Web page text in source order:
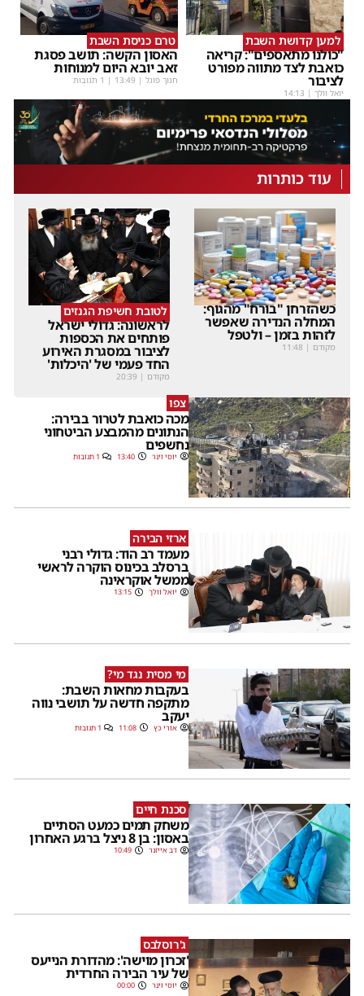
למען קדושת השבת
"כולנו מתאספים": קריאה
כואבת לצד מתווה מפורט
לציבור
יואל וולך |
14:13
טרם כניסת השבת
האסון הקשה: תושב פסגת
זאב יובא היום למנוחות
חנוך פוגל |
13:49 | 1 תגובות
עוד כותרות
כשהזרחן "בורח" מהגוף:
המחלה הנדירה שאפשר
לזהות בזמן – ולטפל
מקודם |
11:48
לטובת חשיפת הגנזים
לראשונה: גדולי ישראל
פותחים את הכספות
לציבור במסגרת האירוע
החד פעמי של 'היכלות'
מקודם |
20:39
צפו
מכה כואבת לטרור בבירה:
הנתונים מהמבצע הביטחוני
נחשפים
יוסי וינר 13:40 1 תגובות
ארזי הבירה
מעמד רב הוד: גדולי רבני
ברסלב בכינוס הוקרה לראשי
ממשל אוקראינה
יואל וולך 13:15
מי מסית נגד מי?
בעקבות מחאות השבת:
מתקפה חדשה על תושבי נווה
יעקב
אורי כץ 11:08 1 תגובות
סכנת חיים
משחק תמים כמעט הסתיים
באסון: בן 8 ניצל ברגע האחרון
דב אייזנר 10:49
ג'רוסלבס
'זכרון מוישה': מהדורת הנייעס
של עיר הבירה החרדית
יוסי וינר 00:00